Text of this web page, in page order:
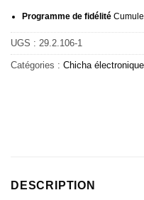
Programme de fidélité
UGS : 29.2.106-1
Catégories : Chicha électronique
DESCRIPTION